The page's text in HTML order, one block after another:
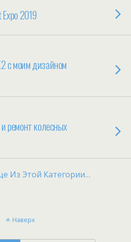
2019
с моим дизайном
ремонт колесных
Из Этой Категории…
Наверх